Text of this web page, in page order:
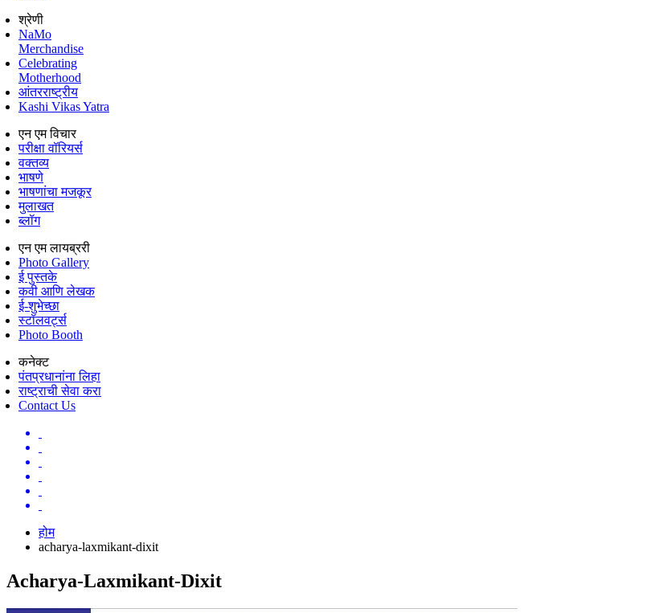
श्रेणी
NaMo
Merchandise
Celebrating
Motherhood
आंतरराष्ट्रीय
Kashi Vikas Yatra
एन एम विचार
परीक्षा वॉरियर्स
वक्तव्य
भाषणे
भाषणांचा मजकूर
मुलाखत
ब्लॉग
एन एम लायब्ररी
Photo Gallery
ई पुस्तके
कवी आणि लेखक
ई-शुभेच्छा
स्टॉलवर्ट्स
Photo Booth
कनेक्ट
पंतप्रधानांना लिहा
राष्ट्राची सेवा करा
Contact Us
होम
acharya-laxmikant-dixit
Acharya-Laxmikant-Dixit